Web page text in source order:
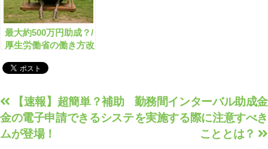
最大約500万円助成？/
厚生労働省の働き方改
は？
投
稿
ナ
勤務間インターバル助成金
を実施する際に注意すべき
こととは？
【速報】超簡単？補助
金の電子申請できるシステ
ムが登場！